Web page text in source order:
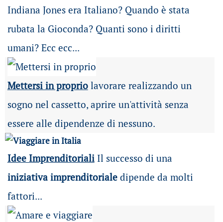
Indiana Jones era Italiano? Quando è stata
rubata la Gioconda? Quanti sono i diritti
umani? Ecc ecc...
Mettersi in propriolavorare realizzando un
sogno nel cassetto, aprire un'attività senza
essere alle dipendenze di nessuno.
Idee ImprenditorialiIl successo di una
iniziativa imprenditorialedipende da molti
fattori...